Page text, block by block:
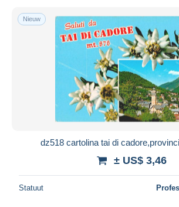
Nieuw
dz518 cartolina tai di
± US$ 3,46
Statuut